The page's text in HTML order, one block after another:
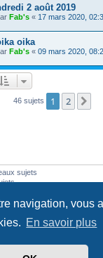
navigation, vous
En savoir plus
2 août 2019
Fab's « 17 mars 2020,
oika
Fab's « 09 mars 2020,
46 sujets 1 2
sujets
vos messages
fichiers